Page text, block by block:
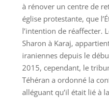
à rénover un centre de
église protestante, que
l’intention de réaffecter.
Sharon à Karaj,
iraniennes depuis le
2015, cependant, le
Téhéran a ordonné la
alléguant qu’il était lié à